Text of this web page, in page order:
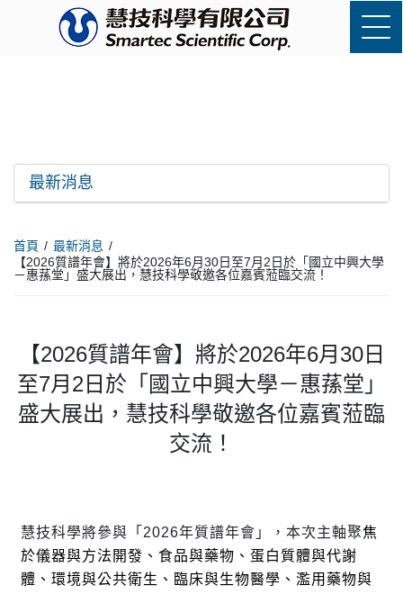
最新消息
首頁
最新消息
【2026質譜年會】將於2026年6月30日至7月2日於「國立中興大學
－惠蓀堂」盛大展出，慧技科學敬邀各位嘉賓蒞臨交流！
【2026質譜年會】將於2026年6月30日
至7月2日於「國立中興大學－惠蓀堂」
盛大展出，慧技科學敬邀各位嘉賓蒞臨
交流！
慧技科學將參與「2026年質譜年會」，本次主軸聚焦
於儀器與方法開發、食品與藥物、蛋白質體與代謝
體、環境與公共衛生、臨床與生物醫學、濫用藥物與